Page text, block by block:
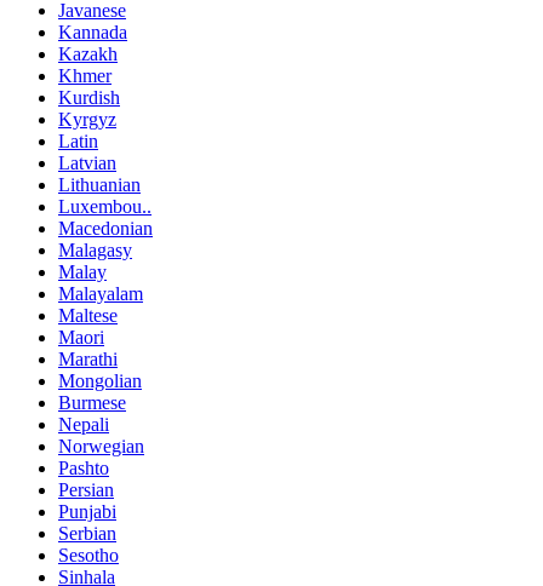
Javanese
Kannada
Kazakh
Khmer
Kurdish
Kyrgyz
Latin
Latvian
Lithuanian
Luxembou..
Macedonian
Malagasy
Malay
Malayalam
Maltese
Maori
Marathi
Mongolian
Burmese
Nepali
Norwegian
Pashto
Persian
Punjabi
Serbian
Sesotho
Sinhala